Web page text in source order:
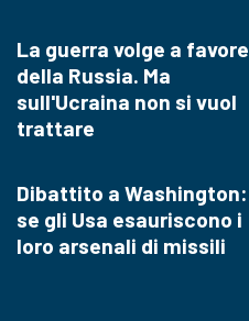
La guerra volge a favore
della Russia. Ma
sull'Ucraina non si vuol
trattare
Dibattito a Washington:
se gli Usa esauriscono i
loro arsenali di missili